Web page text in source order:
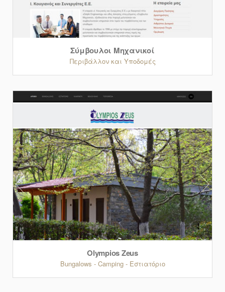
Σύμβουλοι Μηχανικοί
Περιβάλλον και Υποδομές
Olympios Zeus
Bungalows - Camping - Εστιατόριο